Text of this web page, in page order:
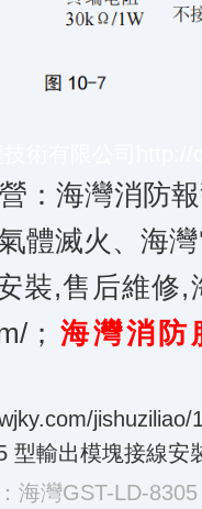
海灣消防報
氣體滅火、海
裝,售后維修,
； 海灣消防
jishuziliao/
型輸出模塊接線安
海灣GST-LD-